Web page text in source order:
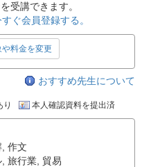
受講できます。
ぐ会員登録する。
料金を変更
おすすめ先生について
り 本人確認資料を提出済
, 作文
, 旅行業, 貿易